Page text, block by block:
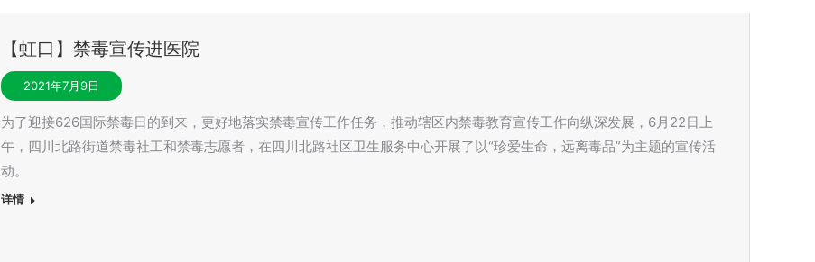
【虹口】禁毒宣传进医院
2021年7月9日
为了迎接626国际禁毒日的到来，更好地落实禁毒宣传工作任务，推动辖区内禁毒教育宣传工作向纵深发展，6月22日上
午，四川北路街道禁毒社工和禁毒志愿者，在四川北路社区卫生服务中心开展了以“珍爱生命，远离毒品”为主题的宣传活
动。
详情